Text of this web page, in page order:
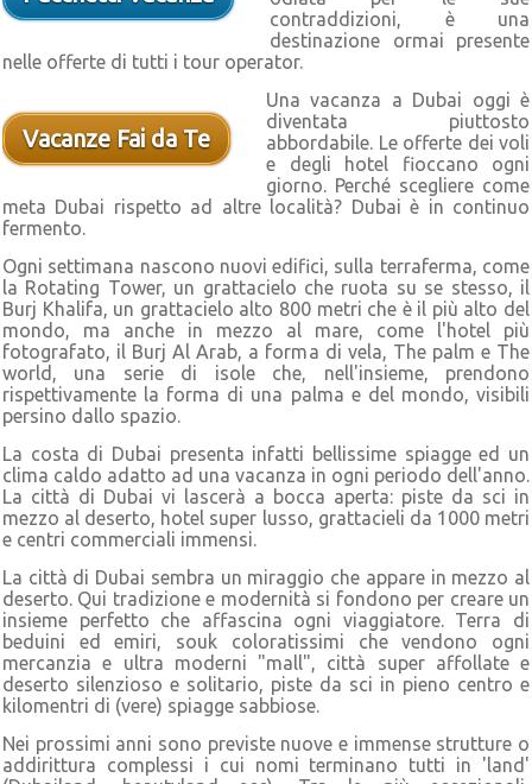
contraddizioni, è una
destinazione ormai presente
nelle offerte di tutti i tour operator.
Vacanze Fai da Te
Una vacanza a Dubai oggi è
diventata piuttosto
abbordabile. Le offerte dei voli
e degli hotel fioccano ogni
giorno. Perché scegliere come
meta Dubai rispetto ad altre località? Dubai è in continuo
fermento.
Ogni settimana nascono nuovi edifici, sulla terraferma, come
la Rotating Tower, un grattacielo che ruota su se stesso, il
Burj Khalifa, un grattacielo alto 800 metri che è il più alto del
mondo, ma anche in mezzo al mare, come l'hotel più
fotografato, il Burj Al Arab, a forma di vela, The palm e The
world, una serie di isole che, nell'insieme, prendono
rispettivamente la forma di una palma e del mondo, visibili
persino dallo spazio.
La costa di Dubai presenta infatti bellissime spiagge ed un
clima caldo adatto ad una vacanza in ogni periodo dell'anno.
La città di Dubai vi lascerà a bocca aperta: piste da sci in
mezzo al deserto, hotel super lusso, grattacieli da 1000 metri
e centri commerciali immensi.
La città di Dubai sembra un miraggio che appare in mezzo al
deserto. Qui tradizione e modernità si fondono per creare un
insieme perfetto che affascina ogni viaggiatore. Terra di
beduini ed emiri, souk coloratissimi che vendono ogni
mercanzia e ultra moderni "mall", città super affollate e
deserto silenzioso e solitario, piste da sci in pieno centro e
kilomentri di (vere) spiagge sabbiose.
Nei prossimi anni sono previste nuove e immense strutture o
addirittura complessi i cui nomi terminano tutti in 'land'